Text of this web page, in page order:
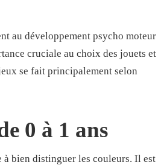
au développement psycho moteur
cruciale au choix des jouets et
se fait principalement selon
0 à 1 ans
à bien distinguer les couleurs. Il est